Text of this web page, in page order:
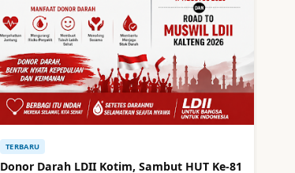
TERBARU
Donor Darah LDII Kotim, Sambut HUT Ke-81